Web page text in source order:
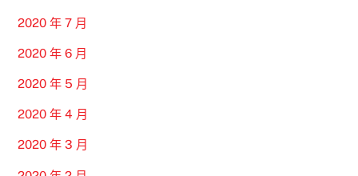
2020 年 7 月
2020 年 6 月
2020 年 5 月
2020 年 4 月
2020 年 3 月